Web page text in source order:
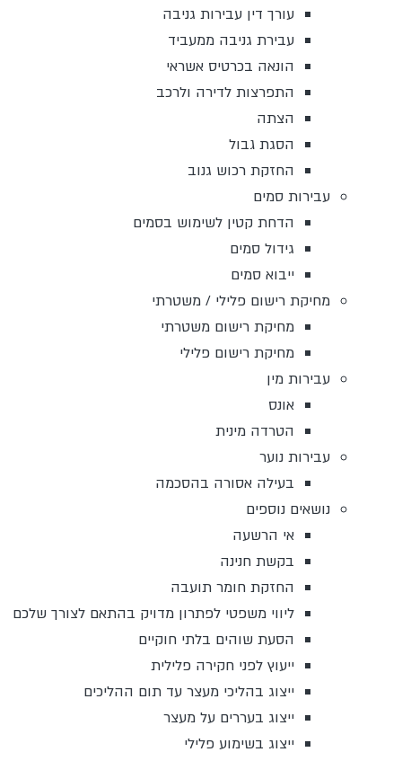
עורך דין עבירות גניבה
עבירת גניבה ממעביד
הונאה בכרטיס אשראי
התפרצות לדירה ולרכב
הצתה
הסגת גבול
החזקת רכוש גנוב
עבירות סמים
הדחת קטין לשימוש בסמים
גידול סמים
ייבוא סמים
מחיקת רישום פלילי / משטרתי
מחיקת רישום משטרתי
מחיקת רישום פלילי
עבירות מין
אונס
הטרדה מינית
עבירות נוער
בעילה אסורה בהסכמה
נושאים נוספים
אי הרשעה
בקשת חנינה
החזקת חומר תועבה
ליווי משפטי לפתרון מדויק בהתאם לצורך שלכם
הסעת שוהים בלתי חוקיים
ייעוץ לפני חקירה פלילית
ייצוג בהליכי מעצר עד תום ההליכים
ייצוג בעררים על מעצר
ייצוג בשימוע פלילי